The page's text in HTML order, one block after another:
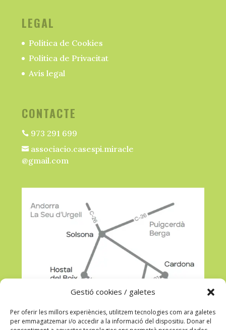
Gestió cookies / galetes
Per oferir les millors experiències, utilitzem tecnologies com ara galetes
per emmagatzemar i/o accedir a la informació del dispositiu. Donar el
LEGAL
Política de Cookies
Política de Privacitat
Avís legal
CONTACTE
973 291 699
associacio.casespi.miracle
@gmail.com